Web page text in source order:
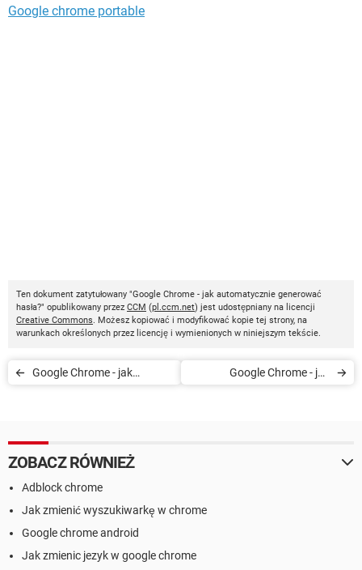
Google chrome portable
Ten dokument zatytułowany "Google Chrome - jak automatycznie generować
hasła?" opublikowany przez CCM (pl.ccm.net) jest udostępniany na licencji
Creative Commons. Możesz kopiować i modyfikować kopie tej strony, na
warunkach określonych przez licencję i wymienionych w niniejszym tekście.
Google Chrome - jak
Google Chrome - jak
ZOBACZ RÓWNIEŻ
Adblock chrome
Jak zmienić wyszukiwarkę w chrome
Google chrome android
Jak zmienic jezyk w google chrome